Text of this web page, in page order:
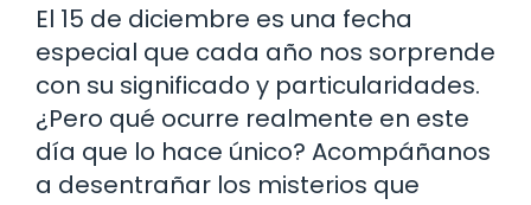
El 15 de diciembre es una fecha
especial que cada año nos sorprende
con su significado y particularidades.
¿Pero qué ocurre realmente en este
día que lo hace único? Acompáñanos
a desentrañar los misterios que